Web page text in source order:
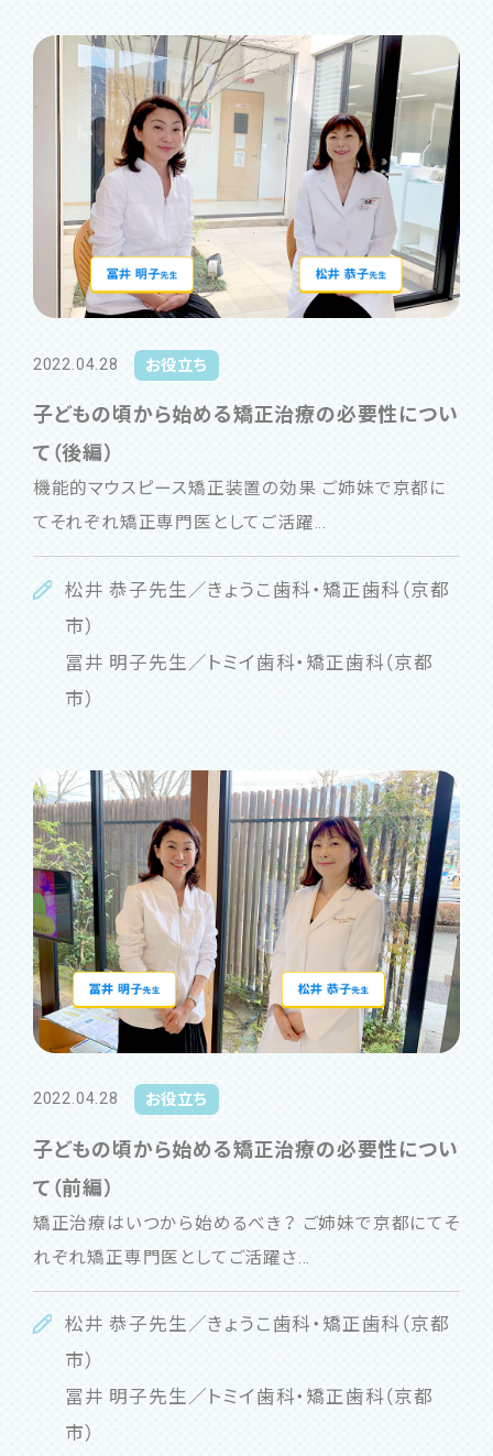
2022.04.28 お役立ち
子どもの頃から始める矯正治療の必要性につい
て（後編）
機能的マウスピース矯正装置の効果 ご姉妹で京都に
てそれぞれ矯正専門医としてご活躍...
松井 恭子先生／きょうこ歯科・矯正歯科（京都
市）
冨井 明子先生／トミイ歯科・矯正歯科（京都
市）
2022.04.28 お役立ち
子どもの頃から始める矯正治療の必要性につい
て（前編）
矯正治療はいつから始めるべき？ ご姉妹で京都にてそ
れぞれ矯正専門医としてご活躍さ...
松井 恭子先生／きょうこ歯科・矯正歯科（京都
市）
冨井 明子先生／トミイ歯科・矯正歯科（京都
市）